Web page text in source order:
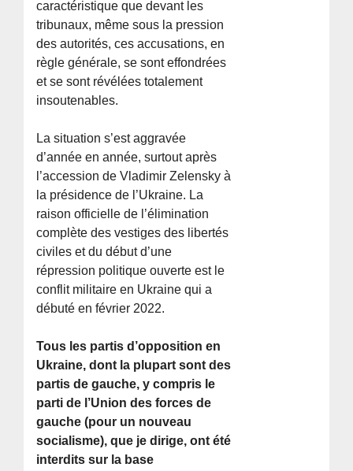
caractéristique que devant les
tribunaux, même sous la pression
des autorités, ces accusations, en
règle générale, se sont effondrées
et se sont révélées totalement
insoutenables.
La situation s’est aggravée
d’année en année, surtout après
l’accession de Vladimir Zelensky à
la présidence de l’Ukraine. La
raison officielle de l’élimination
complète des vestiges des libertés
civiles et du début d’une
répression politique ouverte est le
conflit militaire en Ukraine qui a
débuté en février 2022.
Tous les partis d’opposition en
Ukraine, dont la plupart sont des
partis de gauche, y compris le
parti de l’Union des forces de
gauche (pour un nouveau
socialisme), que je dirige, ont été
interdits sur la base